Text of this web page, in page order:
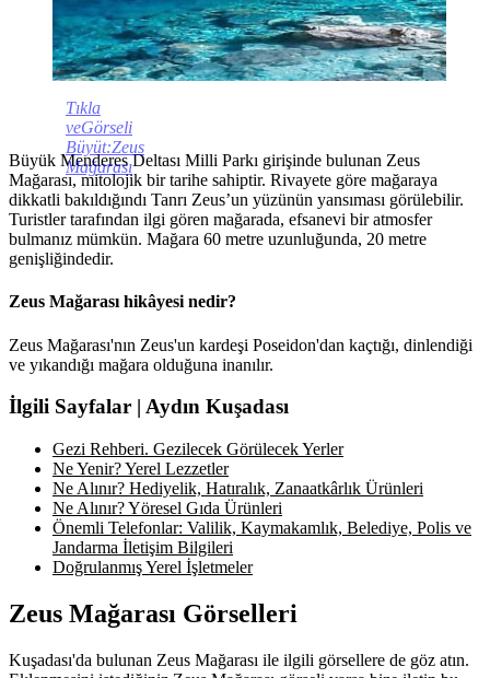
Tıkla
veGörseli
Büyüt:Zeus
Mağarası
Büyük Menderes Deltası Milli Parkı girişinde bulunan Zeus
Mağarası, mitolojik bir tarihe sahiptir. Rivayete göre mağaraya
dikkatli bakıldığındı Tanrı Zeus’un yüzünün yansıması görülebilir.
Turistler tarafından ilgi gören mağarada, efsanevi bir atmosfer
bulmanız mümkün. Mağara 60 metre uzunluğunda, 20 metre
genişliğindedir.
Zeus Mağarası hikâyesi nedir?
Zeus Mağarası'nın Zeus'un kardeşi Poseidon'dan kaçtığı, dinlendiği
ve yıkandığı mağara olduğuna inanılır.
İlgili Sayfalar | Aydın Kuşadası
Gezi Rehberi. Gezilecek Görülecek Yerler
Ne Yenir? Yerel Lezzetler
Ne Alınır? Hediyelik, Hatıralık, Zanaatkârlık Ürünleri
Ne Alınır? Yöresel Gıda Ürünleri
Önemli Telefonlar: Valilik, Kaymakamlık, Belediye, Polis ve
Jandarma İletişim Bilgileri
Doğrulanmış Yerel İşletmeler
Zeus Mağarası Görselleri
Kuşadası'da bulunan Zeus Mağarası ile ilgili görsellere de göz atın.